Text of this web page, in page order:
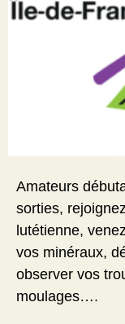
Amateurs
sorties,
lutétienne,
vos minéraux,
observer vos
moulages….